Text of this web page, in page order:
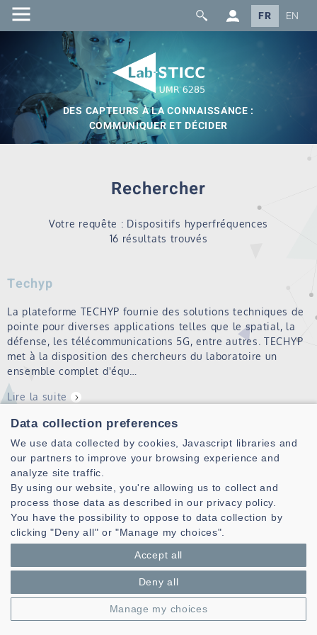
FR EN
DES CAPTEURS À LA CONNAISSANCE :
COMMUNIQUER ET DÉCIDER
Rechercher
Votre requête : Dispositifs hyperfréquences
16 résultats trouvés
Techyp
La plateforme TECHYP fournie des solutions techniques de
pointe pour diverses applications telles que le spatial, la
défense, les télécommunications 5G, entre autres. TECHYP
met à la disposition des chercheurs du laboratoire un
ensemble complet d'équ…
Lire la suite
DH
Lire la suite
SMART
Lire la suite
Gérard Tanné est Professeur des Universités. Il effectue sa
recherche dans l'équipe DH (DispositifsHyperfréquence) du
Data collection preferences
We use data collected by cookies, Javascript libraries and
our partners to improve your browsing experience and
analyze site traffic.
By using our website, you're allowing us to collect and
process those data as described in our privacy policy.
You have the possibility to oppose to data collection by
clicking "Deny all" or "Manage my choices".
Accept all
Deny all
Manage my choices